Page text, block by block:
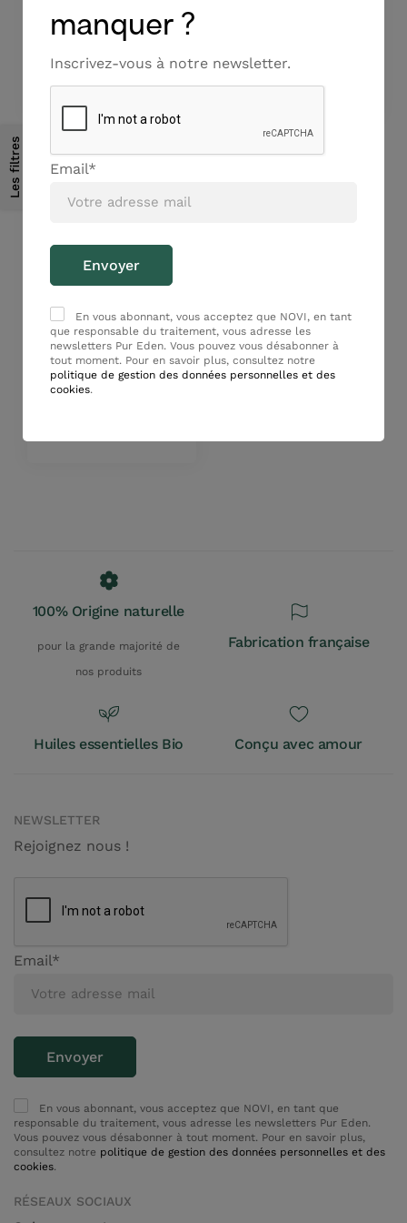
Les filtres
22,00€
Ajouter au panier Ajouter au panier
DÉMAQUILLANTS ET
NETTOYANTS
Lotion Essentielle
20,00€
100% Origine naturelle
pour la grande majorité de
nos produits
Fabrication française
Huiles essentielles Bio Conçu avec amour
NEWSLETTER
Rejoignez nous !
Email*
En vous abonnant, vous acceptez que NOVI, en tant que
responsable du traitement, vous adresse les newsletters Pur Eden.
Vous pouvez vous désabonner à tout moment. Pour en savoir plus,
consultez notre politique de gestion des données personnelles et des
cookies.
RÉSEAUX SOCIAUX
manquer ?
Inscrivez-vous à notre newsletter.
Email*
En vous abonnant, vous acceptez que NOVI, en tant
que responsable du traitement, vous adresse les
newsletters Pur Eden. Vous pouvez vous désabonner à
tout moment. Pour en savoir plus, consultez notre
politique de gestion des données personnelles et des
cookies.